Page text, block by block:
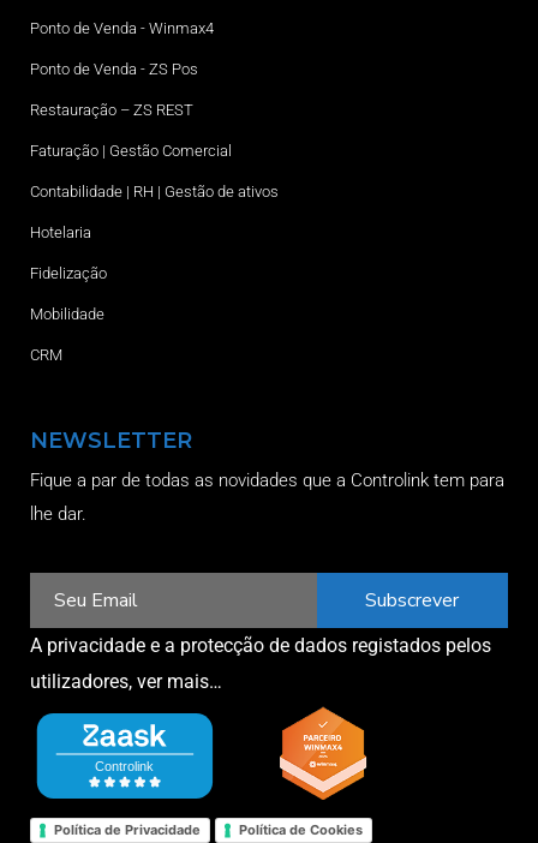
Ponto de Venda - Winmax4
Ponto de Venda - ZS Pos
Restauração – ZS REST
Faturação | Gestão Comercial
Contabilidade | RH | Gestão de ativos
Hotelaria
Fidelização
Mobilidade
CRM
NEWSLETTER
Fique a par de todas as novidades que a Controlink tem para
lhe dar.
Subscrever
A privacidade e a protecção de dados registados pelos
utilizadores, ver mais…
Política de Privacidade Política de Cookies